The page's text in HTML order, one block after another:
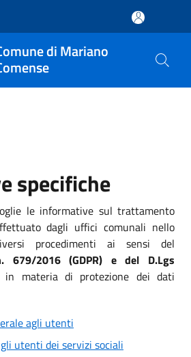
di Mariano
specifiche
le informative sul trattamento
dagli uffici comunali nello
procedimenti ai sensi del
679/2016 (GDPR) e del D.Lgs
in materia di protezione dei dati
agli utenti
utenti dei servizi sociali